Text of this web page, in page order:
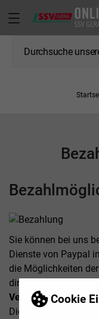
Cookie
Sie können bei uns
Dienste von Paypal
die Möglichkeiten
direkt über Paypal
Die Lieferung erfolgt